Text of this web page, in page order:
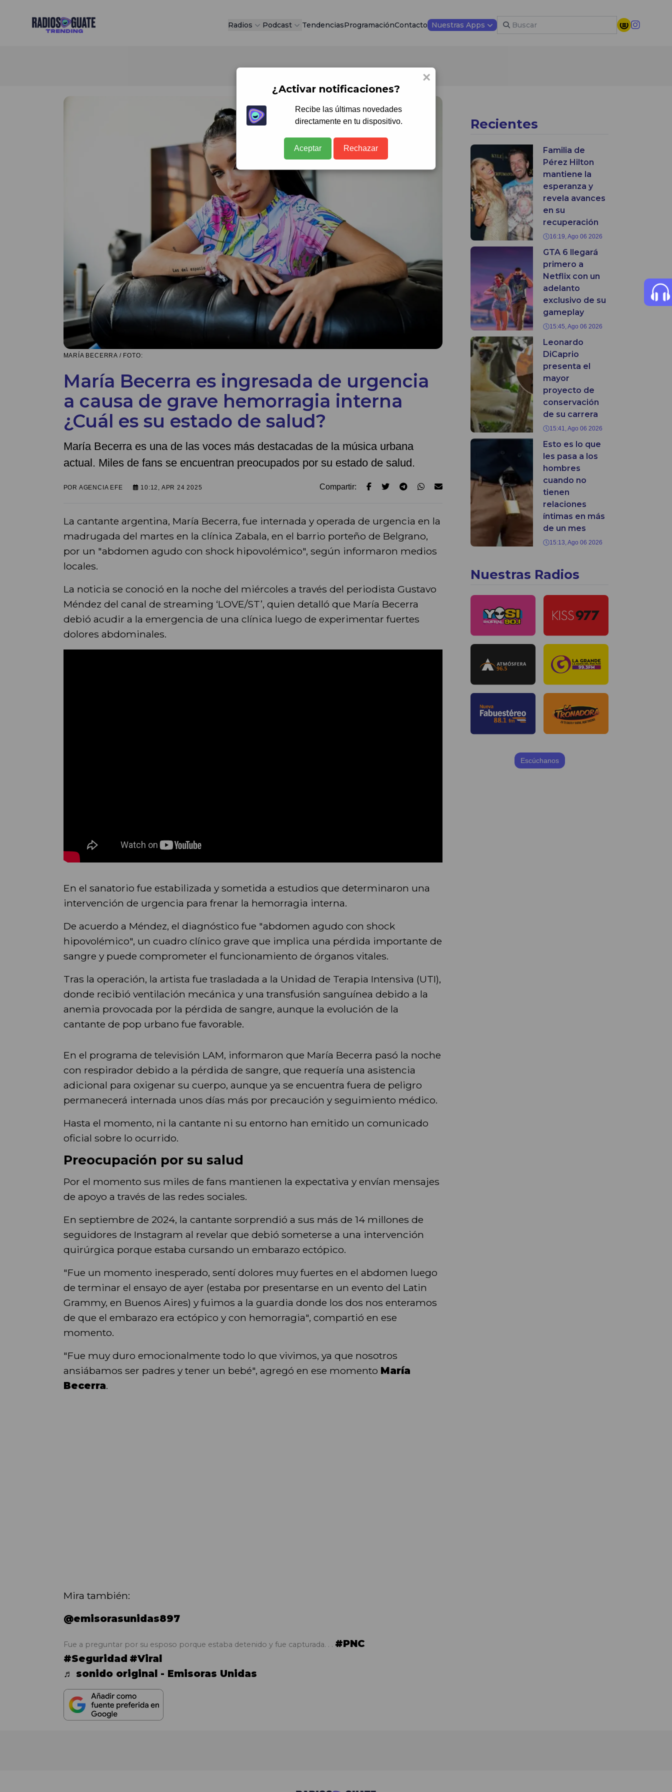
Radios Guate Radios Podcast TendenciasProgramaciónContacto Nuestras Apps
MARÍA BECERRA / FOTO:
María Becerra es ingresada de urgencia
a causa de grave hemorragia interna
¿Cuál es su estado de salud?
María Becerra es una de las voces más destacadas de la música urbana
actual. Miles de fans se encuentran preocupados por su estado de salud.
POR AGENCIA EFE 10:12, APR 24 2025 Compartir:
La cantante argentina, María Becerra, fue internada y operada de urgencia en la
madrugada del martes en la clínica Zabala, en el barrio porteño de Belgrano,
por un "abdomen agudo con shock hipovolémico", según informaron medios
locales.
La noticia se conoció en la noche del miércoles a través del periodista Gustavo
Méndez del canal de streaming ‘LOVE/ST’, quien detalló que María Becerra
debió acudir a la emergencia de una clínica luego de experimentar fuertes
dolores abdominales.
En el sanatorio fue estabilizada y sometida a estudios que determinaron una
intervención de urgencia para frenar la hemorragia interna.
De acuerdo a Méndez, el diagnóstico fue "abdomen agudo con shock
hipovolémico", un cuadro clínico grave que implica una pérdida importante de
sangre y puede comprometer el funcionamiento de órganos vitales.
Tras la operación, la artista fue trasladada a la Unidad de Terapia Intensiva (UTI),
donde recibió ventilación mecánica y una transfusión sanguínea debido a la
anemia provocada por la pérdida de sangre, aunque la evolución de la
cantante de pop urbano fue favorable.
En el programa de televisión LAM, informaron que María Becerra pasó la noche
con respirador debido a la pérdida de sangre, que requería una asistencia
adicional para oxigenar su cuerpo, aunque ya se encuentra fuera de peligro
permanecerá internada unos días más por precaución y seguimiento médico.
Hasta el momento, ni la cantante ni su entorno han emitido un comunicado
oficial sobre lo ocurrido.
Preocupación por su salud
Por el momento sus miles de fans mantienen la expectativa y envían mensajes
de apoyo a través de las redes sociales.
En septiembre de 2024, la cantante sorprendió a sus más de 14 millones de
seguidores de Instagram al revelar que debió someterse a una intervención
quirúrgica porque estaba cursando un embarazo ectópico.
"Fue un momento inesperado, sentí dolores muy fuertes en el abdomen luego
de terminar el ensayo de ayer (estaba por presentarse en un evento del Latin
Grammy, en Buenos Aires) y fuimos a la guardia donde los dos nos enteramos
de que el embarazo era ectópico y con hemorragia", compartió en ese
momento.
"Fue muy duro emocionalmente todo lo que vivimos, ya que nosotros
ansiábamos ser padres y tener un bebé", agregó en ese momento María
Becerra.
Mira también:
@emisorasunidas897
Fue a preguntar por su esposo porque estaba detenido y fue capturada. . . #PNC
#Seguridad #Viral
♬ sonido original - Emisoras Unidas
Recientes
Familia de
Pérez Hilton
mantiene la
esperanza y
revela avances
en su
recuperación
16:19, Ago 06 2026
GTA 6 llegará
primero a
Netflix con un
adelanto
exclusivo de su
gameplay
15:45, Ago 06 2026
Leonardo
DiCaprio
presenta el
mayor
proyecto de
conservación
de su carrera
15:41, Ago 06 2026
Esto es lo que
les pasa a los
hombres
cuando no
tienen
relaciones
íntimas en más
de un mes
15:13, Ago 06 2026
Nuestras Radios
Escúchanos
×
¿Activar notificaciones?
Recibe las últimas novedades
directamente en tu dispositivo.
Aceptar Rechazar